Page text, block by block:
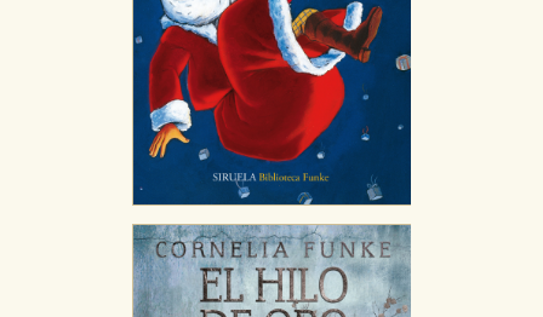
publicitarios y se utilizan para mostrar publicidad
relevante para sus intereses en otros sitios. No
almacenan directamente información personal sino
que se basan en la identificación única de su navegador
y dispositivo de internet.
GUARDAR CONFIGURACIÓN
Puede consultar nuestrapolítica de cookies